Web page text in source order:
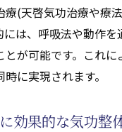
療(天啓気功治療や療
には、呼吸法や動作を
とが可能です。これに
に実現されます。
効果的な気功整